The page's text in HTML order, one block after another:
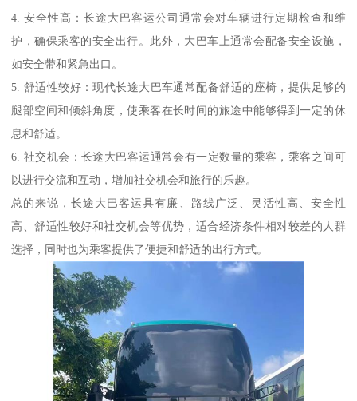
4. 安全性高：长途大巴客运公司通常会对车辆进行定期检查和维
护，确保乘客的安全出行。此外，大巴车上通常会配备安全设施，
如安全带和紧急出口。
5. 舒适性较好：现代长途大巴车通常配备舒适的座椅，提供足够的
腿部空间和倾斜角度，使乘客在长时间的旅途中能够得到一定的休
息和舒适。
6. 社交机会：长途大巴客运通常会有一定数量的乘客，乘客之间可
以进行交流和互动，增加社交机会和旅行的乐趣。
总的来说，长途大巴客运具有廉、路线广泛、灵活性高、安全性
高、舒适性较好和社交机会等优势，适合经济条件相对较差的人群
选择，同时也为乘客提供了便捷和舒适的出行方式。